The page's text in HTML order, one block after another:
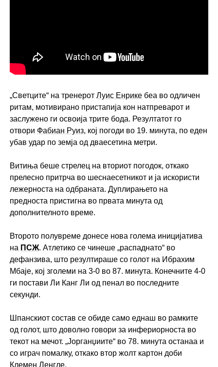
„Светците“ на тренерот Луис Енрике беа во одличен
ритам, мотивирано пристапија кон натпреварот и
заслужено ги освоија трите бода. Резултатот го
отвори Фабиан Руиз, кој погоди во 19. минута, по еден
убав удар по земја од дваесетина метри.
Витиња беше стрелец на вториот погодок, откако
прелесно притрча во шеснаесетникот и ја искористи
лежерноста на одбраната. Дуплирањето на
предноста пристигна во првата минута од
дополнителното време.
Второто полувреме донесе нова голема иницијатива
на ПСЖ. Атлетико се чинеше „распаднато“ во
дефанзива, што резултираше со голот на Ибрахим
Мбаје, кој зголеми на 3-0 во 87. минута. Конечните 4-0
ги постави Ли Канг Ли од пенал во последните
секунди.
Шпанскиот состав се обиде само еднаш во рамките
од голот, што доволно говори за инфериорноста во
текот на мечот. „Јорганџиите“ во 78. минута останаа и
со играч помалку, откако втор жолт картон доби
Клемен Ленгле.